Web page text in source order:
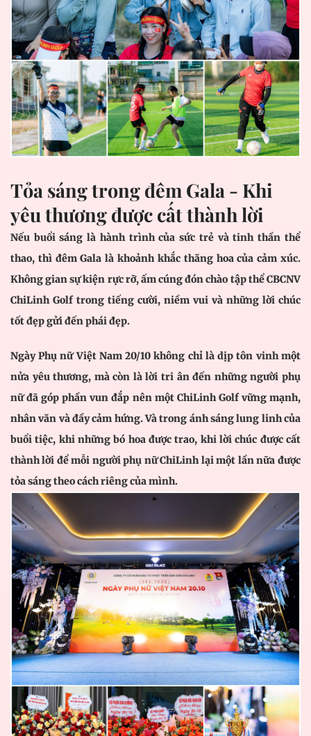
Tỏa sáng trong đêm Gala - Khi
yêu thương được cất thành lời
Nếu buổi sáng là hành trình của sức trẻ và tinh thần thể
thao, thì đêm Gala là khoảnh khắc thăng hoa của cảm xúc.
Không gian sự kiện rực rỡ, ấm cúng đón chào tập thể CBCNV
ChiLinh Golf trong tiếng cười, niềm vui và những lời chúc
tốt đẹp gửi đến phái đẹp.
Ngày Phụ nữ Việt Nam 20/10 không chỉ là dịp tôn vinh một
nửa yêu thương, mà còn là lời tri ân đến những người phụ
nữ đã góp phần vun đắp nên một ChiLinh Golf vững mạnh,
nhân văn và đầy cảm hứng. Và trong ánh sáng lung linh của
buổi tiệc, khi những bó hoa được trao, khi lời chúc được cất
thành lời để mỗi người phụ nữ ChiLinh lại một lần nữa được
tỏa sáng theo cách riêng của mình.